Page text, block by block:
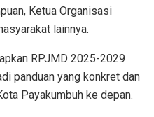
Ketua Organisasi
lainnya.
RPJMD 2025-2029
panduan yang konkret dan
Payakumbuh ke depan.